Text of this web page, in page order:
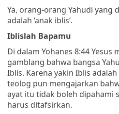
Ya, orang-orang Yahudi yang
adalah ‘anak iblis’.
Iblislah Bapamu
Di dalam Yohanes 8:44 Yesus
gamblang bahwa bangsa
Iblis. Karena yakin Iblis
teolog pun mengajarkan
ayat itu tidak boleh dipahami
harus ditafsirkan.